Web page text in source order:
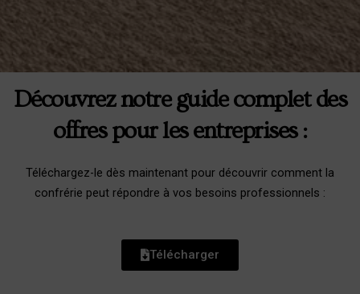
Découvrez notre guide complet des
offres pour les entreprises :
Téléchargez-le dès maintenant pour découvrir comment la
confrérie peut répondre à vos besoins professionnels :
Télécharger